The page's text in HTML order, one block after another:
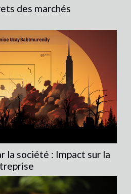
des marchés
la société : Impact sur la